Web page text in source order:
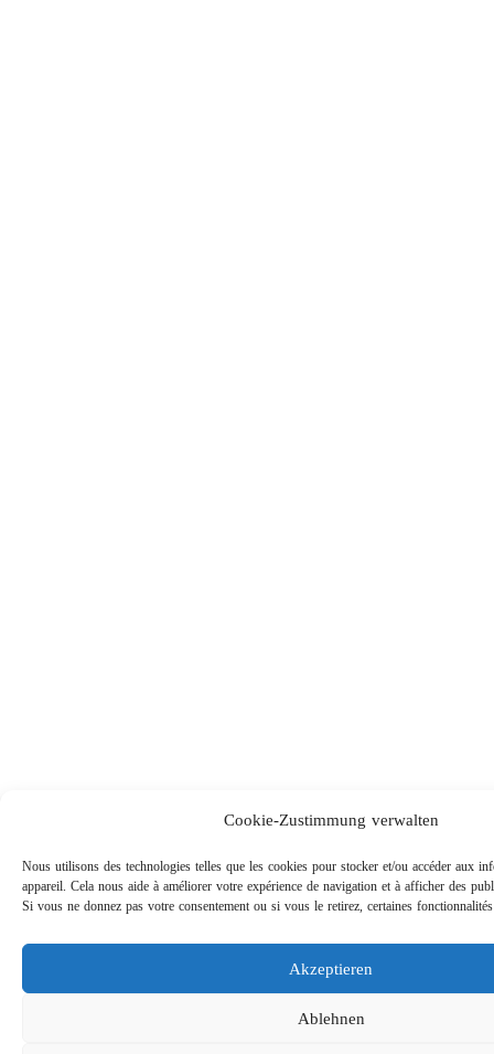
Cookie-Zustimmung verwalten
Nous utilisons des technologies telles que les cookies pour stocker et/ou accéder aux
appareil. Cela nous aide à améliorer votre expérience de navigation et à afficher des
Si vous ne donnez pas votre consentement ou si vous le retirez, certaines
Akzeptieren
Ablehnen